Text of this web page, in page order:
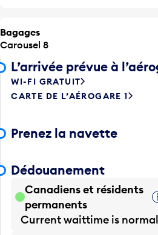
Bagages
Carousel 8
L’arrivée prévue à
WI-FI GRATUIT
CARTE DE L’AÉROGARE 1
Prenez la navette
Dédouanement
Canadiens et résidents
permanents
Current waittime is normal